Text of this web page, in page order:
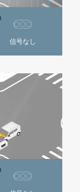
信号なし